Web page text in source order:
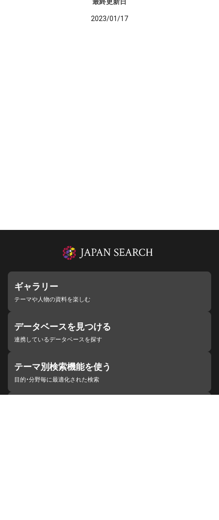
2023/01/17
ギャラリー
テーマや人物の資料を楽しむ
データベースを見つける
連携しているデータベースを探す
テーマ別検索機能を使う
目的・分野毎に最適化された検索